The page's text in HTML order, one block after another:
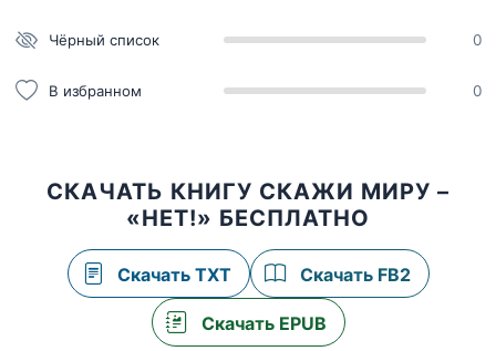
Чёрный список 0
В избранном 0
СКАЧАТЬ КНИГУ СКАЖИ МИРУ –
«НЕТ!» БЕСПЛАТНО
Скачать TXT Скачать FB2
Скачать EPUB